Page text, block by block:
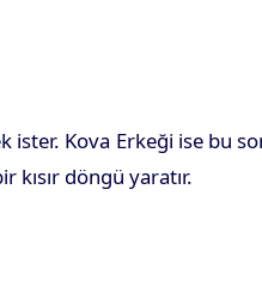
Kova Erkeği ise bu
kısır döngü yaratır.